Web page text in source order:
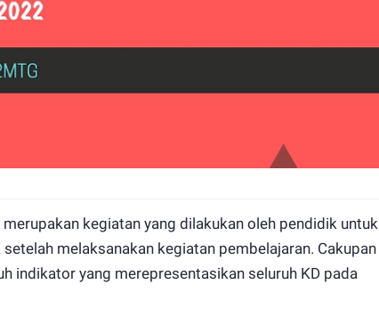
kegiatan yang dilakukan oleh pendidik untuk
melaksanakan kegiatan pembelajaran. Cakupan
indikator yang merepresentasikan seluruh KD pada